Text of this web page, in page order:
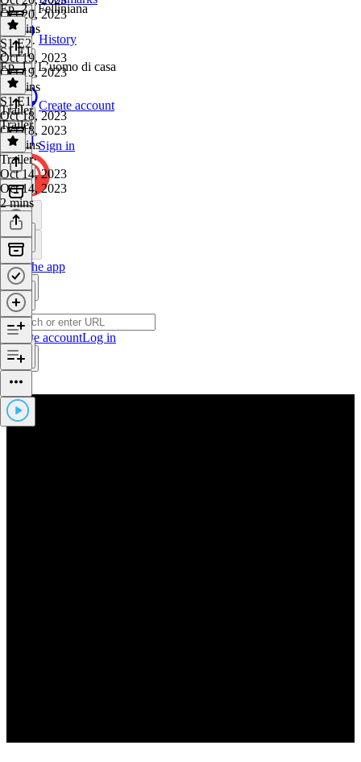
History
Create account
Sign in
Get the app
Create accountLog in
Oct 20, 2023
36 mins
Ep. 2 - Felliniana
S1 E2·
Oct 19, 2023
Oct 19, 2023
38 mins
S1 E1
Ep. 1 - L’uomo di casa
S1 E1 ·
Oct 18, 2023
Oct 18, 2023
34 mins
Trailer
Trailer
Trailer·
Oct 14, 2023
Oct 14, 2023
2 mins